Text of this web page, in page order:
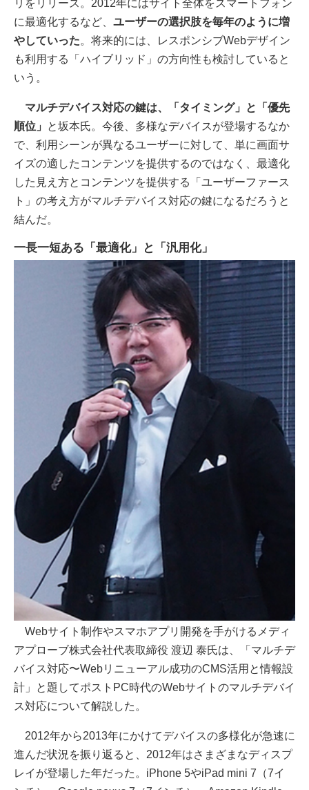
リをリリース。2012年にはサイト全体をスマートフォン
に最適化するなど、 ユーザーの選択肢を毎年のように増
やしていった。将来的には、レスポンシブWebデザイン
も利用する「ハイブリッド」の方向性も検討していると
いう。
マルチデバイス対応の鍵は、「タイミング」と「優先
順位」
と坂本氏。今後、多様なデバイスが登場するなか
で、利用シーンが異なるユーザーに対して、単に画面サ
イズの適したコンテンツを提供するのではなく、最適化
した見え方とコンテンツを提供する「ユーザーファース
ト」の考え方がマルチデバイス対応の鍵になるだろうと
結んだ。
一長一短ある「最適化」と「汎用化」
Webサイト制作やスマホアプリ開発を手がけるメディ
アプローブ株式会社代表取締役 渡辺 泰氏は、「マルチデ
バイス対応〜Webリニューアル成功のCMS活用と情報設
計」と題してポストPC時代のWebサイトのマルチデバイ
ス対応について解説した。
2012年から2013年にかけてデバイスの多様化が急速に
進んだ状況を振り返ると、2012年はさまざまなディスプ
レイが登場した年だった。iPhone 5やiPad mini 7（7イ